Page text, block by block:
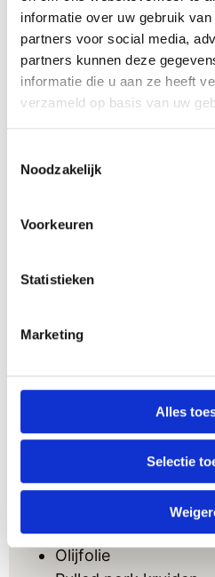
informatie over uw gebruik
partners voor social media,
partners kunnen deze
informatie die u aan ze heeft
verzameld op basis van uw
Noodzakelijk
Voorkeuren
Statistieken
Marketing
Alles
Selectie
20
2
Gang
braadpan
Ingrediënten
400 gr varkenshaas
sperziebonen
500 gr ovenfriet
zoete
1 ui
Bakboter
Olijfolie